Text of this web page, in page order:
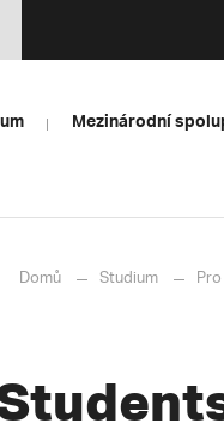
Mezinárodní
Domů Studium